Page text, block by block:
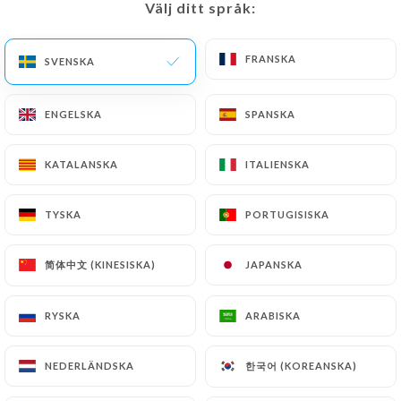
Välj ditt språk:
SVENSKA FRANSKA
ENGELSKA SPANSKA
KATALANSKA ITALIENSKA
TYSKA PORTUGISISKA
简体中文 (KINESISKA) JAPANSKA
RYSKA ARABISKA
NEDERLÄNDSKA 한국어 (KOREANSKA)
HEM/KONTAKT
Le renard et la belette
Välj ditt språk:
SVENSKA FRANSKA
ENGELSKA SPANSKA
KATALANSKA ITALIENSKA
TYSKA PORTUGISISKA
简体中文 (KINESISKA) JAPANSKA
RYSKA ARABISKA
NEDERLÄNDSKA 한국어 (KOREANSKA)